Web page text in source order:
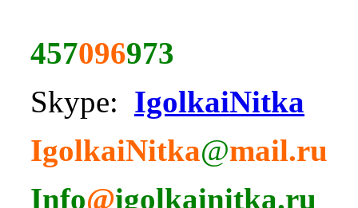
457096973
Skype: IgolkaiNitka
IgolkaiNitka@mail.ru
Info@igolkainitka.ru